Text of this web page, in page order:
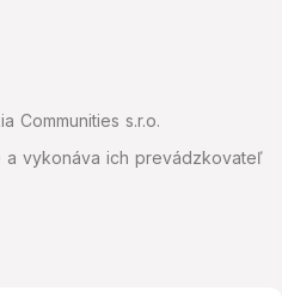
Communities s.r.o.
a vykonáva ich prevádzkovateľ